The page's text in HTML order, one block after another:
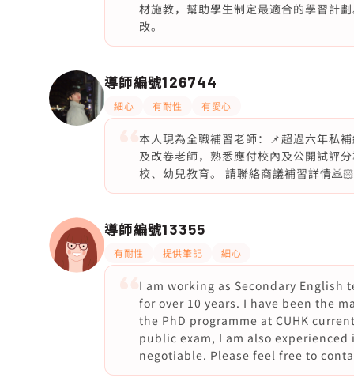
材施教，幫助學生制定最適合的學習計
改。
導師編號126744
細心 有耐性 有愛心
本人現為全職補習老師：📌超過六年私
及改卷老師，熟悉應付校內及公開試評
校、幼兒教育。 請聯絡商議補習詳情
導師編號13355
有耐性 提供筆記 細心
I am working as Secondary English
for over 10 years. I have been the
the PhD programme at CUHK
public exam, I am also
negotiable. Please feel free to